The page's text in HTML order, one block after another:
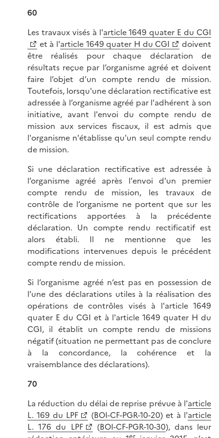
60
Les travaux visés à l'article 1649 quater E du CGI
et à l'article 1649 quater H du CGI
doivent
être réalisés pour chaque déclaration de
résultats reçue par l’organisme agréé et doivent
faire l’objet d’un compte rendu de mission.
Toutefois, lorsqu'une déclaration rectificative est
adressée à l’organisme agréé par l'adhérent à son
initiative, avant l'envoi du compte rendu de
mission aux services fiscaux, il est admis que
l'organisme n'établisse qu'un seul compte rendu
de mission.
Si une déclaration rectificative est adressée à
l’organisme agréé après l'envoi d'un premier
compte rendu de mission, les travaux de
contrôle de l’organisme ne portent que sur les
rectifications apportées à la précédente
déclaration. Un compte rendu rectificatif est
alors établi. Il ne mentionne que les
modifications intervenues depuis le précédent
compte rendu de mission.
Si l’organisme agréé n’est pas en possession de
l’une des déclarations utiles à la réalisation des
opérations de contrôles visés à l'article 1649
quater E du CGI et à l'article 1649 quater H du
CGI, il établit un compte rendu de missions
négatif (situation ne permettant pas de conclure
à la concordance, la cohérence et la
vraisemblance des déclarations).
70
La réduction du délai de reprise prévue à l'article
L. 169 du LPF
(BOI-CF-PGR-10-20) et à l'article
L. 176 du LPF
(BOI-CF-PGR-10-30), dans leur
er